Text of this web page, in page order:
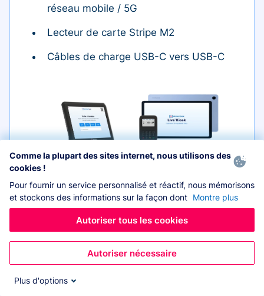
réseau mobile / 5G
Lecteur de carte Stripe M2
Câbles de charge USB-C vers USB-C
Tablette
Lecteur de carte
Comme la plupart des sites internet, nous utilisons des
cookies !
Pour fournir un service personnalisé et réactif, nous mémorisons
et stockons des informations sur la façon dont Montre plus
Autoriser tous les cookies
Autoriser nécessaire
Plus d'options